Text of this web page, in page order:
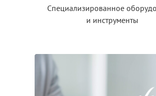
Специализированное
и инструменты